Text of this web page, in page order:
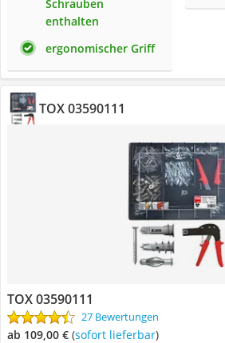
Schrauben
enthalten
ergonomischer Griff
TOX 03590111
TOX 03590111
27 Bewertungen
ab 109,00 € ( Sofort lieferbar)